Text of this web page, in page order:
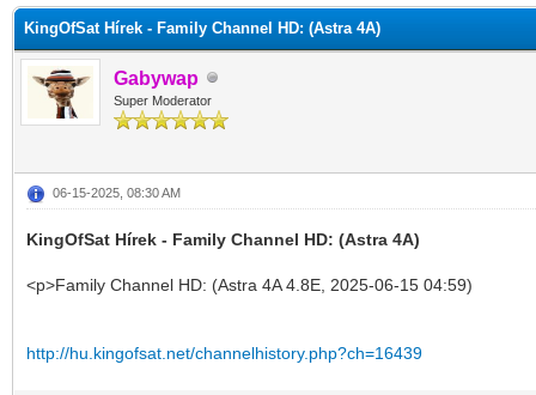
KingOfSat Hírek - Family Channel HD: (Astra 4A)
Gabywap
Super Moderator
06-15-2025, 08:30 AM
KingOfSat Hírek - Family Channel HD: (Astra 4A)
<p>Family Channel HD: (Astra 4A 4.8E, 2025-06-15 04:59)
http://hu.kingofsat.net/channelhistory.php?ch=16439